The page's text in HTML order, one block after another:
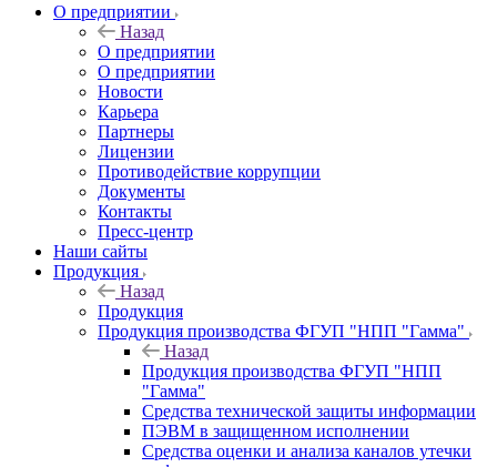
О предприятии
Назад
О предприятии
О предприятии
Новости
Карьера
Партнеры
Лицензии
Противодействие коррупции
Документы
Контакты
Пресс-центр
Наши сайты
Продукция
Назад
Продукция
Продукция производства ФГУП "НПП "Гамма"
Назад
Продукция производства ФГУП "НПП
"Гамма"
Средства технической защиты информации
ПЭВМ в защищенном исполнении
Средства оценки и анализа каналов утечки